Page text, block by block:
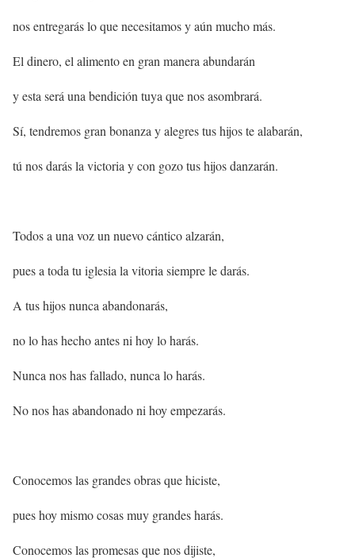
nos entregarás lo que necesitamos y aún mucho más.
El dinero, el alimento en gran manera abundarán
y esta será una bendición tuya que nos asombrará.
Sí, tendremos gran bonanza y alegres tus hijos te alabarán,
tú nos darás la victoria y con gozo tus hijos danzarán.
Todos a una voz un nuevo cántico alzarán,
pues a toda tu iglesia la vitoria siempre le darás.
A tus hijos nunca abandonarás,
no lo has hecho antes ni hoy lo harás.
Nunca nos has fallado, nunca lo harás.
No nos has abandonado ni hoy empezarás.
Conocemos las grandes obras que hiciste,
pues hoy mismo cosas muy grandes harás.
Conocemos las promesas que nos dijiste,